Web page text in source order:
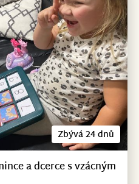
Zbývá 24 dnů
a dcerce s vzácným